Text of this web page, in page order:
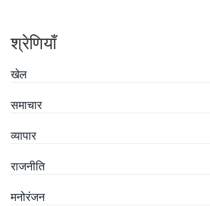
श्रेणियाँ
खेल
समाचार
व्यापार
राजनीति
मनोरंजन